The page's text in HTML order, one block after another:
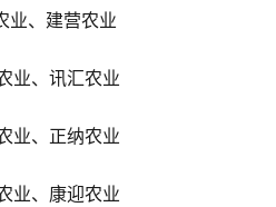
业、建营农业
业、讯汇农业
业、正纳农业
业、康迎农业